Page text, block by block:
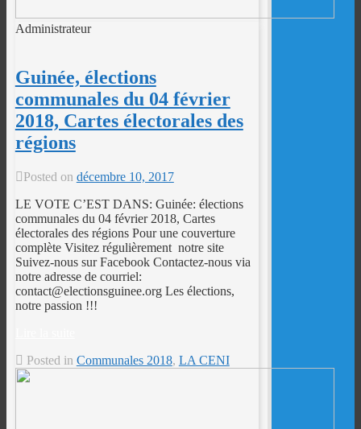
Administrateur
Guinée, élections
communales du 04 février
2018, Cartes électorales des
régions
Posted on décembre 10, 2017
LE VOTE C’EST DANS: Guinée: élections
communales du 04 février 2018, Cartes
électorales des régions Pour une couverture
complète Visitez régulièrement notre site
Suivez-nous sur Facebook Contactez-nous via
notre adresse de courriel:
contact@electionsguinee.org Les élections,
notre passion !!!
Posted in Communales 2018, LA CENI